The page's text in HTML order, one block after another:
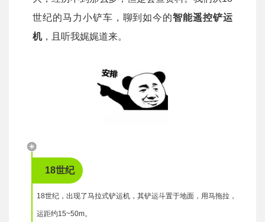
世纪的马力小铲车，聊到如今的智能遥控铲运
机，且听我娓娓道来。
18世纪
18世纪，出现了马拉式铲运机，其铲运斗置于地面，用马拖拉，
运距约15~50m。